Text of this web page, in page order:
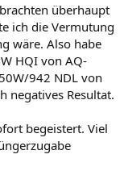
überhaupt
ich die Vermutung
wäre. Also habe
HQI von AQ-
942 NDL von
negatives Resultat.
begeistert. Viel